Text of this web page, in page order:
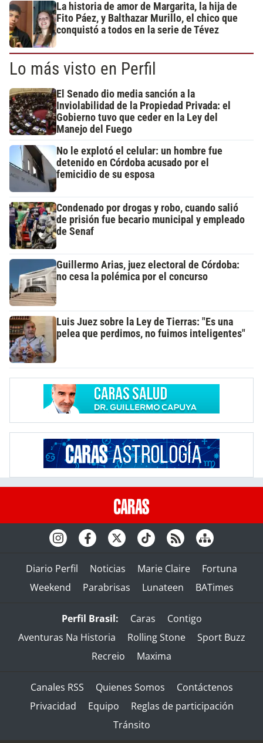
La historia de amor de Margarita, la hija de
Fito Páez, y Balthazar Murillo, el chico que
conquistó a todos en la serie de Tévez
Lo más visto en Perfil
El Senado dio media sanción a la
Inviolabilidad de la Propiedad Privada: el
Gobierno tuvo que ceder en la Ley del
Manejo del Fuego
No le explotó el celular: un hombre fue
detenido en Córdoba acusado por el
femicidio de su esposa
Condenado por drogas y robo, cuando salió
de prisión fue becario municipal y empleado
de Senaf
Guillermo Arias, juez electoral de Córdoba:
no cesa la polémica por el concurso
Luis Juez sobre la Ley de Tierras: "Es una
pelea que perdimos, no fuimos inteligentes"
Diario Perfil Noticias Marie Claire
Fortuna
Weekend
Parabrisas Lunateen BATimes
Perfil Brasil: Caras
Contigo
Aventuras Na Historia
Rolling Stone
Sport Buzz
Recreio
Maxima
Canales RSS Quienes Somos
Contáctenos
Privacidad
Equipo
Reglas de participación
Tránsito